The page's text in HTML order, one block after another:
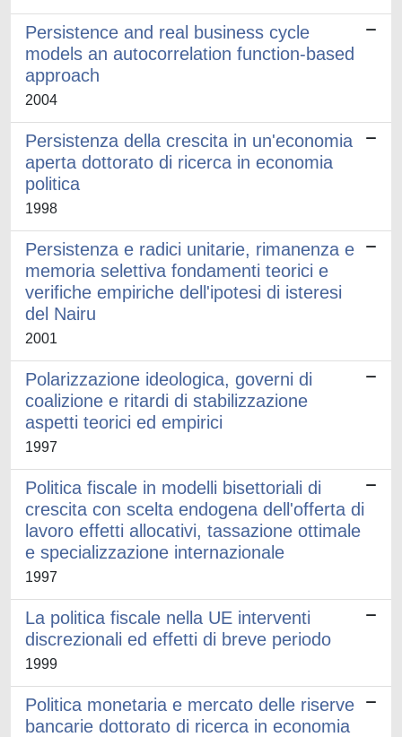
Persistence and real business cycle
models an autocorrelation function-based
approach
2004
Persistenza della crescita in un'economia
aperta dottorato di ricerca in economia
politica
1998
Persistenza e radici unitarie, rimanenza e
memoria selettiva fondamenti teorici e
verifiche empiriche dell'ipotesi di isteresi
del Nairu
2001
Polarizzazione ideologica, governi di
coalizione e ritardi di stabilizzazione
aspetti teorici ed empirici
1997
Politica fiscale in modelli bisettoriali di
crescita con scelta endogena dell'offerta di
lavoro effetti allocativi, tassazione ottimale
e specializzazione internazionale
1997
La politica fiscale nella UE interventi
discrezionali ed effetti di breve periodo
1999
Politica monetaria e mercato delle riserve
bancarie dottorato di ricerca in economia